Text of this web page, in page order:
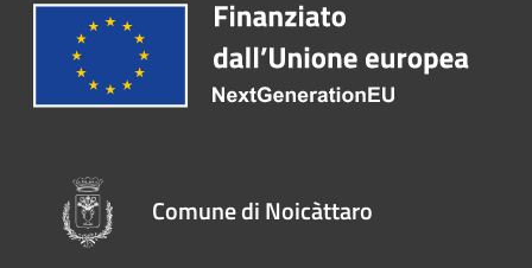
Comune di Noicàttaro